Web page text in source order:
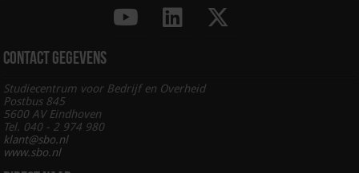
Contact gegevens
Studiecentrum voor Bedrijf en Overheid
Postbus 845
5600 AV Eindhoven
Tel. 040 - 2 974 980
klant@sbo.nl
www.sbo.nl